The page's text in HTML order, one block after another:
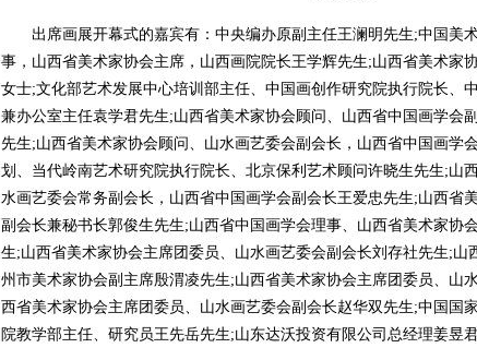
出席画展开幕式的嘉宾有：中央编办原副主任王澜明先生;中国美
事，山西省美术家协会主席，山西画院院长王学辉先生;山西省美术家
女士;文化部艺术发展中心培训部主任、中国画创作研究院执行院长、
兼办公室主任袁学君先生;山西省美术家协会顾问、山西省中国画学会
先生;山西省美术家协会顾问、山水画艺委会副会长，山西省中国画学
划、当代岭南艺术研究院执行院长、北京保利艺术顾问许晓生先生;山
水画艺委会常务副会长，山西省中国画学会副会长王爱忠先生;山西省
副会长兼秘书长郭俊生先生;山西省中国画学会理事、山西省美术家协
生;山西省美术家协会主席团委员、山水画艺委会副会长刘存社先生;山
州市美术家协会副主席殷渭凌先生;山西省美术家协会主席团委员、山
西省美术家协会主席团委员、山水画艺委会副会长赵华双先生;中国国
院教学部主任、研究员王先岳先生;山东达沃投资有限公司总经理姜昱